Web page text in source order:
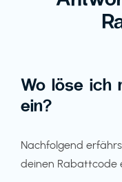
Wo löse ich
ein?
Nachfolgend
deinen Rabattcode